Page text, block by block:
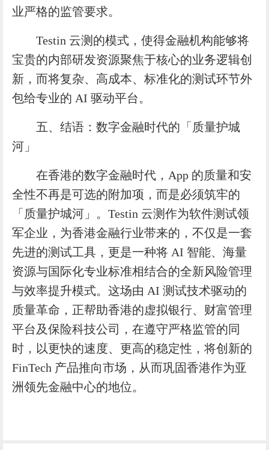
业严格的监管要求。
Testin 云测的模式，使得金融机构能够将
宝贵的内部研发资源聚焦于核心的业务逻辑创
新，而将复杂、高成本、标准化的测试环节外
包给专业的 AI 驱动平台。
五、结语：数字金融时代的「质量护城
河」
在香港的数字金融时代，App 的质量和安
全性不再是可选的附加项，而是必须筑牢的
「质量护城河」。Testin 云测作为软件测试领
军企业，为香港金融行业带来的，不仅是一套
先进的测试工具，更是一种将 AI 智能、海量
资源与国际化专业标准相结合的全新风险管理
与效率提升模式。这场由 AI 测试技术驱动的
质量革命，正帮助香港的虚拟银行、财富管理
平台及保险科技公司，在遵守严格监管的同
时，以更快的速度、更高的稳定性，将创新的
FinTech 产品推向市场，从而巩固香港作为亚
洲领先金融中心的地位。